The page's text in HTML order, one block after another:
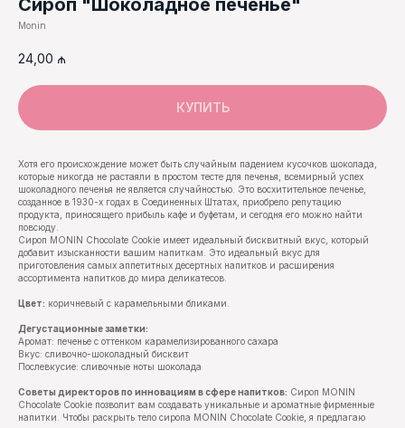
Cироп "Шоколадное печенье"
Monin
24,00 ₼
КУПИТЬ
Хотя его происхождение может быть случайным падением кусочков шоколада,
которые никогда не растаяли в простом тесте для печенья, всемирный успех
шоколадного печенья не является случайностью. Это восхитительное печенье,
созданное в 1930-х годах в Соединенных Штатах, приобрело репутацию
продукта, приносящего прибыль кафе и буфетам, и сегодня его можно найти
повсюду.
Сироп MONIN Chocolate Cookie имеет идеальный бисквитный вкус, который
добавит изысканности вашим напиткам. Это идеальный вкус для
приготовления самых аппетитных десертных напитков и расширения
ассортимента напитков до мира деликатесов.
Цвет: коричневый с карамельными бликами.
Дегустационные заметки:
Аромат: печенье с оттенком карамелизированного сахара
Вкус: сливочно-шоколадный бисквит
Послевкусие: сливочные ноты шоколада
Советы директоров по инновациям в сфере напитков: Сироп MONIN
Chocolate Cookie позволит вам создавать уникальные и ароматные фирменные
напитки. Чтобы раскрыть тело сиропа MONIN Chocolate Cookie, я предлагаю